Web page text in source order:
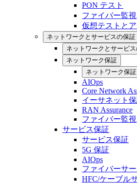
PON テスト
ファイバー監視
仮想テストと
ネットワークとサービスの保証
ネットワークとサービ
ネットワーク保証
ネットワーク保証
AIOps
Core Network
イーサネット
RAN Assurance
ファイバー監視
サービス保証
サービス保証
5G 保証
AIOps
ファイバーサ
HFC/ケーブル